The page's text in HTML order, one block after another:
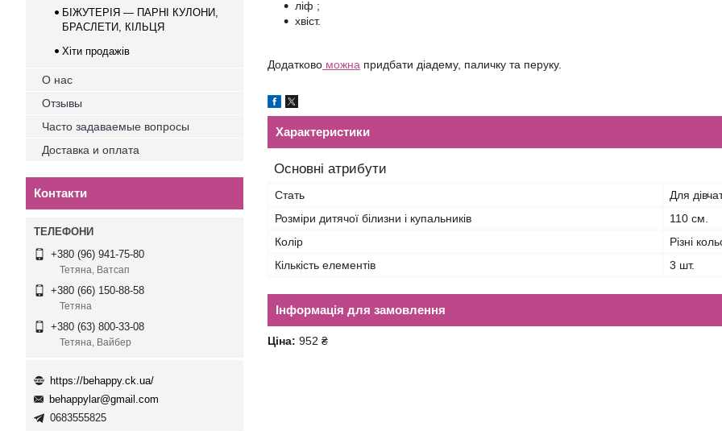
ліф ;
хвіст.
Додатково можна придбати діадему, паличку та перуку.
Характеристики
Основні атрибути
Стать
Для
Розміри дитячої білизни і купальників
110 см.
Колір
Різні
Кількість елементів
3 шт.
Інформація для замовлення
Ціна: 952 ₴
БІЖУТЕРІЯ — ПАРНІ КУЛОНИ,
БРАСЛЕТИ, КІЛЬЦЯ
Хіти продажів
О нас
Отзывы
Часто задаваемые вопросы
Доставка и оплата
Контакти
+380 (96) 941-75-80
Тетяна, Ватсап
+380 (66) 150-88-58
Тетяна
+380 (63) 800-33-08
Тетяна, Вайбер
https://behappy.ck.ua/
behappylar@gmail.com
0683555825